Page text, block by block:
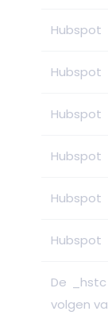
Hubspot
Hubspot
Hubspot
Hubspot
Hubspot
Hubspot
De
volgen